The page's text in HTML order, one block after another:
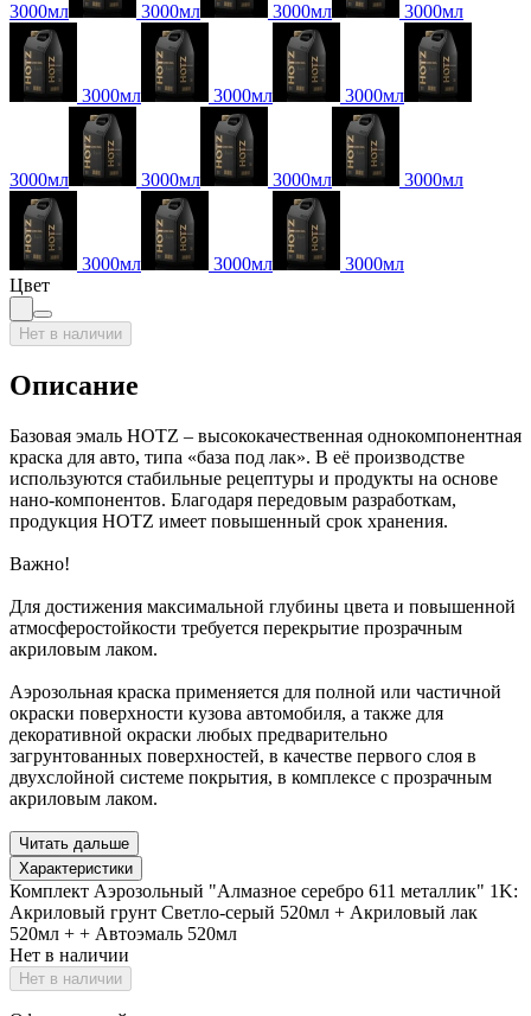
3000мл 3000мл 3000мл 3000мл
3000мл 3000мл 3000мл
3000мл 3000мл 3000мл 3000мл
3000мл 3000мл
3000мл
Цвет
Нет в наличии
Описание
Базовая эмаль HOTZ – высококачественная однокомпонентная
краска для авто, типа «база под лак». В её производстве
используются стабильные рецептуры и продукты на основе
нано-компонентов. Благодаря передовым разработкам,
продукция HOTZ имеет повышенный срок хранения.
Важно!
Для достижения максимальной глубины цвета и повышенной
атмосферостойкости требуется перекрытие прозрачным
акриловым лаком.
Аэрозольная краска применяется для полной или частичной
окраски поверхности кузова автомобиля, а также для
декоративной окраски любых предварительно
загрунтованных поверхностей, в качестве первого слоя в
двухслойной системе покрытия, в комплексе с прозрачным
акриловым лаком.
Читать дальше
Характеристики
Комплект Аэрозольный "Алмазное серебро 611 металлик" 1K:
Акриловый грунт Светло-серый 520мл + Акриловый лак
520мл + + Автоэмаль 520мл
Нет в наличии
Нет в наличии